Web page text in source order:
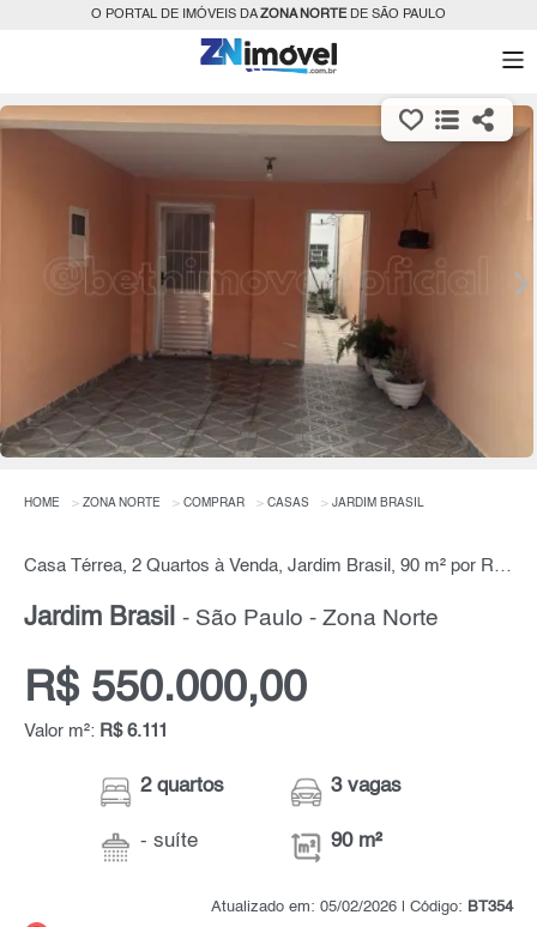
O PORTAL DE IMÓVEIS DAZONA NORTEDE SÃO PAULO
HOME ZONA NORTE COMPRAR CASAS JARDIM BRASIL
Casa Térrea, 2 Quartos à Venda, Jardim Brasil, 90 m² por R$ 550.000,00
Jardim Brasil - São Paulo - Zona Norte
R$ 550.000,00
Valor m²: R$ 6.111
2 quartos
- suíte
3 vagas
90 m²
Atualizado em: 05/02/2026 | Código: BT354